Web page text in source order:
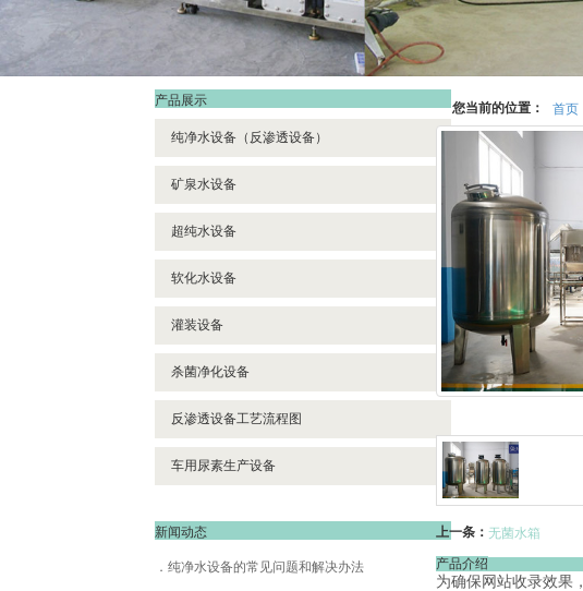
您当前的位置： 首页
上一条： 无菌水箱
产品介绍
为确保网站收录效果
产品展示
纯净水设备（反渗透设备）
矿泉水设备
超纯水设备
软化水设备
灌装设备
杀菌净化设备
反渗透设备工艺流程图
车用尿素生产设备
新闻动态
纯净水设备的常见问题和解决办法